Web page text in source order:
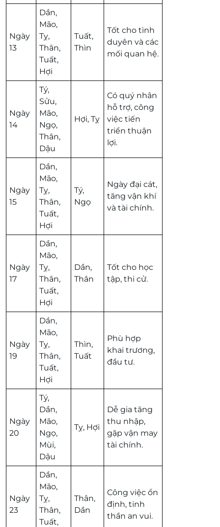
Ngày
13
Dần,
Mão,
Tỵ,
Thân,
Tuất,
Hợi
Tuất,
Thìn
Tốt cho tình
duyên và các
mối quan hệ.
Ngày
14
Tý,
Sửu,
Mão,
Ngọ,
Thân,
Dậu
Hợi, Tỵ
Có quý nhân
hỗ trợ, công
việc tiến
triển thuận
lợi.
Ngày
15
Dần,
Mão,
Tỵ,
Thân,
Tuất,
Hợi
Tý,
Ngọ
Ngày đại cát,
tăng vận khí
và tài chính.
Ngày
17
Dần,
Mão,
Tỵ,
Thân,
Tuất,
Hợi
Dần,
Thân
Tốt cho học
tập, thi cử.
Ngày
19
Dần,
Mão,
Tỵ,
Thân,
Tuất,
Hợi
Thìn,
Tuất
Phù hợp
khai trương,
đầu tư.
Ngày
20
Tý,
Dần,
Mão,
Ngọ,
Mùi,
Dậu
Tỵ, Hợi
Dễ gia tăng
thu nhập,
gặp vận may
tài chính.
Ngày
23
Dần,
Mão,
Tỵ,
Thân,
Tuất,
Thân,
Dần
Công việc ổn
định, tinh
thần an vui.